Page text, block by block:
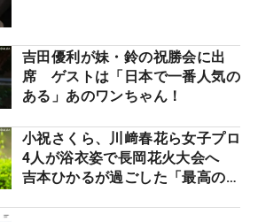
吉田優利が妹・鈴の祝勝会に出
席 ゲストは「日本で一番人気の
ある」あのワンちゃん！
小祝さくら、川﨑春花ら女子プロ
4人が浴衣姿で長岡花火大会へ
吉本ひかるが過ごした「最高の夏